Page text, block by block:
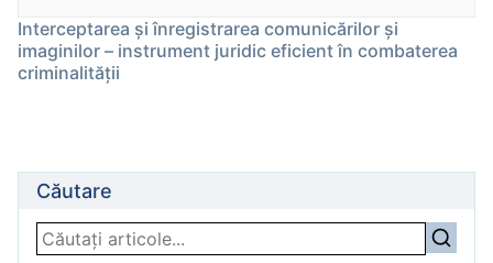
Interceptarea şi înregistrarea comunicărilor şi
imaginilor – instrument juridic eficient în combaterea
criminalității
Căutare